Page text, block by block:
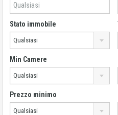
Stato immobile
Qualsiasi
Min Camere
Qualsiasi
Prezzo minimo
Qualsiasi